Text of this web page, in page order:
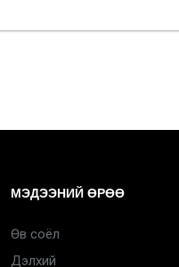
МЭДЭЭНИЙ ӨРӨӨ
Өв соёл
Дэлхий